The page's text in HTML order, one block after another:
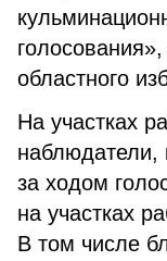
областного
На участках
наблюдатели,
за ходом
на участках
В том числе